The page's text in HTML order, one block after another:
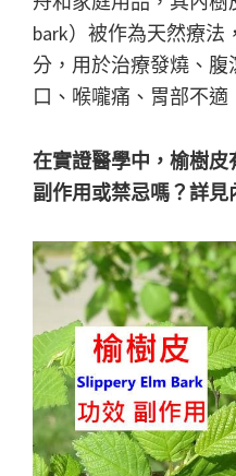
bark）被作為天然療法
分，用於治療發燒、
口、喉嚨痛、胃部不適
在實證醫學中，榆樹
副作用或禁忌嗎？詳見